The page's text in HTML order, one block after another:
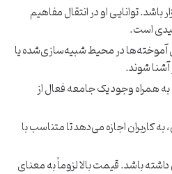
توانایی او در انتقال مفاهیم
است.
آموخته‌ها در محیط شبیه‌سازی‌شده یا
شوند.
همراه وجود یک جامعه فعال از
کاربران اجازه می‌دهد تا متناسب با
باشد. قیمت بالا لزوماً به معنای